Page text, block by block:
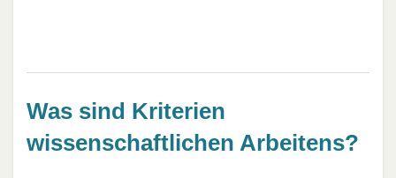
Was sind Kriterien
wissenschaftlichen Arbeitens?